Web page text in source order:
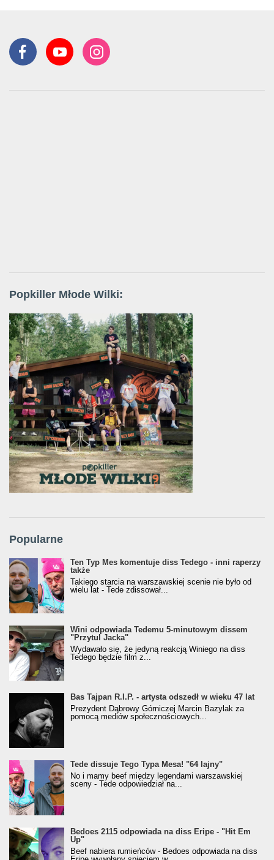
Popkiller Młode Wilki:
Popularne
Ten Typ Mes komentuje diss Tedego - inni raperzy
także
Takiego starcia na warszawskiej scenie nie było od
wielu lat - Tede zdissował...
Wini odpowiada Tedemu 5-minutowym dissem
"Przytul Jacka"
Wydawało się, że jedyną reakcją Winiego na diss
Tedego będzie film z...
Bas Tajpan R.I.P. - artysta odszedł w wieku 47 lat
Prezydent Dąbrowy Górniczej Marcin Bazylak za
pomocą mediów społecznościowych...
Tede dissuje Tego Typa Mesa! "64 lajny"
No i mamy beef między legendami warszawskiej
sceny - Tede odpowiedział na...
Bedoes 2115 odpowiada na diss Eripe - "Hit Em
Up"
Beef nabiera rumieńców - Bedoes odpowiada na diss